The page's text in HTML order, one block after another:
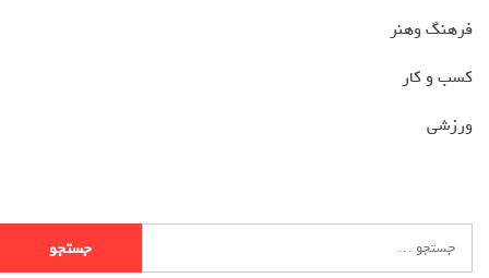
فرهنگ وهنر
کسب و کار
ورزشی